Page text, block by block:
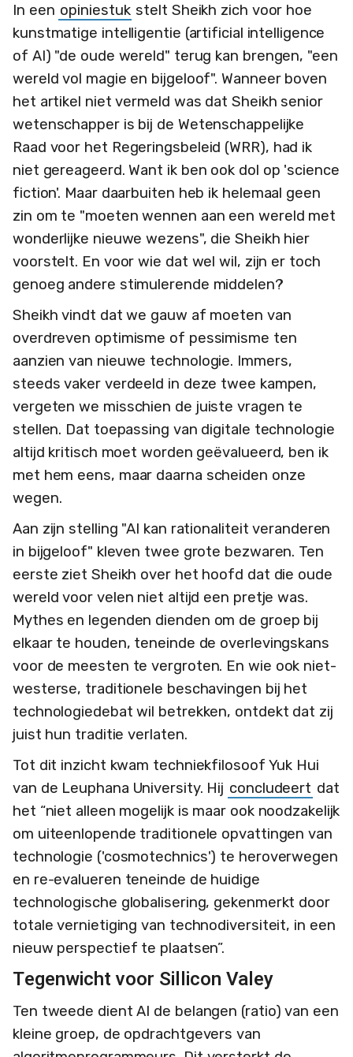
In een opiniestuk stelt Sheikh zich voor hoe
kunstmatige intelligentie (artificial intelligence
of AI) "de oude wereld" terug kan brengen, "een
wereld vol magie en bijgeloof". Wanneer boven
het artikel niet vermeld was dat Sheikh senior
wetenschapper is bij de Wetenschappelijke
Raad voor het Regeringsbeleid (WRR), had ik
niet gereageerd. Want ik ben ook dol op 'science
fiction'. Maar daarbuiten heb ik helemaal geen
zin om te "moeten wennen aan een wereld met
wonderlijke nieuwe wezens", die Sheikh hier
voorstelt. En voor wie dat wel wil, zijn er toch
genoeg andere stimulerende middelen?
Sheikh vindt dat we gauw af moeten van
overdreven optimisme of pessimisme ten
aanzien van nieuwe technologie. Immers,
steeds vaker verdeeld in deze twee kampen,
vergeten we misschien de juiste vragen te
stellen. Dat toepassing van digitale technologie
altijd kritisch moet worden geëvalueerd, ben ik
met hem eens, maar daarna scheiden onze
wegen.
Aan zijn stelling "AI kan rationaliteit veranderen
in bijgeloof" kleven twee grote bezwaren. Ten
eerste ziet Sheikh over het hoofd dat die oude
wereld voor velen niet altijd een pretje was.
Mythes en legenden dienden om de groep bij
elkaar te houden, teneinde de overlevingskans
voor de meesten te vergroten. En wie ook niet-
westerse, traditionele beschavingen bij het
technologiedebat wil betrekken, ontdekt dat zij
juist hun traditie verlaten.
Tot dit inzicht kwam techniekfilosoof Yuk Hui
van de Leuphana University. Hij concludeert dat
het “niet alleen mogelijk is maar ook noodzakelijk
om uiteenlopende traditionele opvattingen van
technologie ('cosmotechnics') te heroverwegen
en re-evalueren teneinde de huidige
technologische globalisering, gekenmerkt door
totale vernietiging van technodiversiteit, in een
nieuw perspectief te plaatsen”.
Tegenwicht voor Sillicon Valey
Ten tweede dient AI de belangen (ratio) van een
kleine groep, de opdrachtgevers van